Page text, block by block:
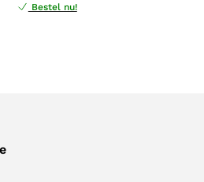
Bestel nu!